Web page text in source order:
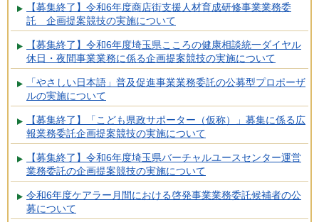
【募集終了】令和6年度商店街支援人材育成研修事業業務委
託 企画提案競技の実施について
【募集終了】令和6年度埼玉県こころの健康相談統一ダイヤル
休日・夜間事業業務に係る企画提案競技の実施について
「やさしい日本語」普及促進事業業務委託の公募型プロポーザ
ルの実施について
【募集終了】「こども県政サポーター（仮称）」募集に係る広
報業務委託企画提案競技の実施について
【募集終了】令和6年度埼玉県バーチャルユースセンター運営
業務委託の企画提案競技の実施について
令和6年度ケアラー月間における啓発事業業務委託候補者の公
募について